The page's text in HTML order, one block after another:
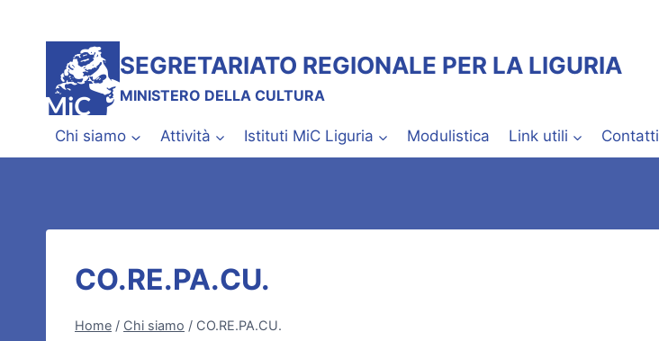
contenuto
SEGRETARIATO REGIONALE PER LA LIGURIA
MINISTERO DELLA CULTURA
Chi siamo Attività Istituti MiC Liguria Modulistica Link utili Contatti
CO.RE.PA.CU.
Home / Chi siamo / CO.RE.PA.CU.